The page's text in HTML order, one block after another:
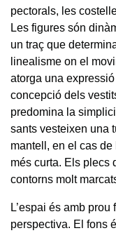
pectorals, les
Les figures són
un traç que
linealisme on el
atorga una
concepció dels
predomina la
sants vesteixen una
mantell, en el cas
més curta. Els plecs
contorns molt
L’espai és amb
perspectiva. El fons